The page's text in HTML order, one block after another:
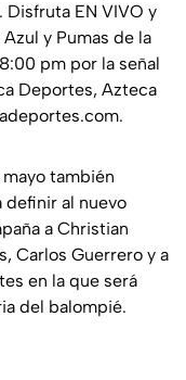
EN VIVO y
y Pumas de la
pm por la señal
Deportes, Azteca
también
definir al nuevo
a Christian
Carlos Guerrero y a
en la que será
del balompié.